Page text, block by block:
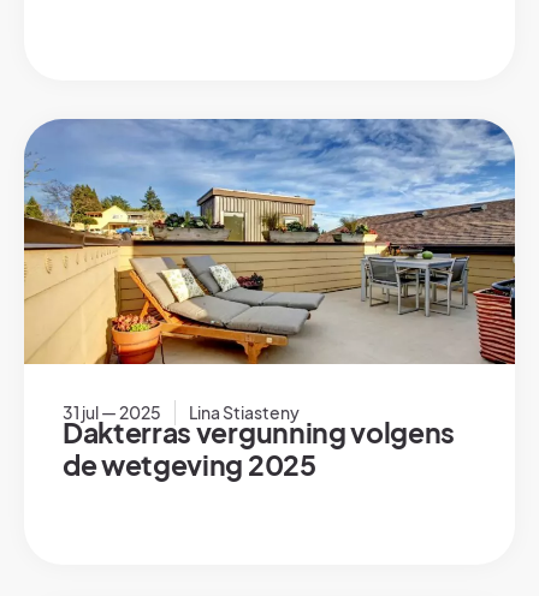
31 jul — 2025 Lina Stiasteny
Dakterras vergunning volgens
de wetgeving 2025